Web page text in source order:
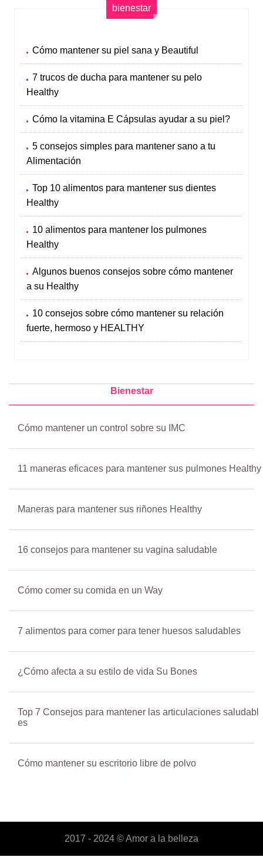
bienestar
Cómo mantener su piel sana y Beautiful
7 trucos de ducha para mantener su pelo
Healthy
Cómo la vitamina E Cápsulas ayudar a su piel?
5 consejos simples para mantener sano a tu
Alimentación
Top 10 alimentos para mantener sus dientes
Healthy
10 alimentos para mantener los pulmones
Healthy
Algunos buenos consejos sobre cómo mantener
a su Healthy
10 consejos sobre cómo mantener su relación
fuerte, hermoso y HEALTHY
Bienestar
Cómo mantener un control sobre su IMC
11 maneras eficaces para mantener sus pulmones Healthy
Maneras para mantener sus riñones Healthy
16 consejos para mantener su vagina saludable
Cómo comer su comida en un Way
7 alimentos para comer para tener huesos saludables
¿Cómo afecta a su estilo de vida Su Bones
Top 7 Consejos para mantener las articulaciones saludabl
es
Cómo mantener su escritorio libre de polvo
2017 - 2024 ©Amor a la belleza